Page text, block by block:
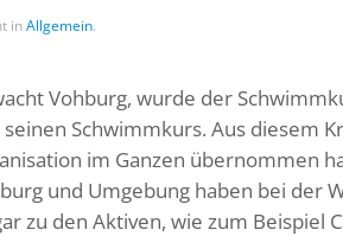
inAllgemein.
Vohburg, wurde der
Schwimmkurs. Aus diesem
im Ganzen übernommen
und Umgebung haben bei der
zu den Aktiven, wie zum Beispiel